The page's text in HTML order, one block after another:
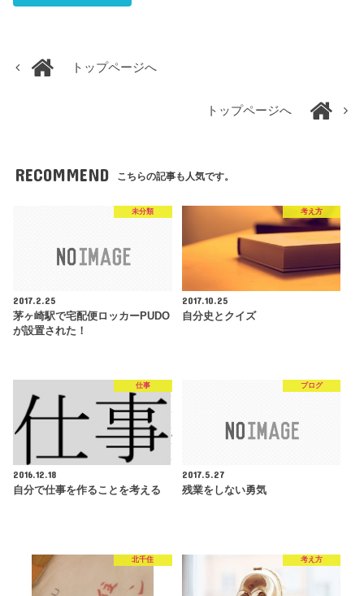
トップページへ
トップページへ
RECOMMEND こちらの記事も人気です。
未分類
2017.2.25
茅ヶ崎駅で宅配便ロッカーPUDO
が設置された！
考え方
2017.10.25
自分史とクイズ
仕事
2016.12.18
自分で仕事を作ることを考える
ブログ
2017.5.27
残業をしない勇気
北千住 考え方